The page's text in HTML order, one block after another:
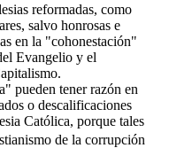
reformadas, como
salvo honrosas e
en la "cohonestación"
Evangelio y el
pueden tener razón en
o descalificaciones
Católica, porque tales
de la corrupción